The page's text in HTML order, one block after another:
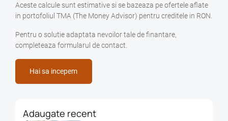
Aceste calcule sunt estimative si se bazeaza pe ofertele aflate
in portofoliul TMA (The Money Advisor) pentru creditele in RON.
Pentru o solutie adaptata nevoilor tale de finantare,
completeaza formularul de contact.
Hai sa incepem
Adaugate recent